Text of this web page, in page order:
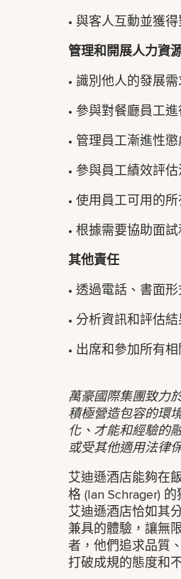
• 與客人互動並獲
管理和開展人力資
• 識別他人的發展
• 參與對餐廳員工
• 管理員工漸進性懲
• 參與員工績效評
• 使用員工可用的
• 根據需要協助面
其他責任
• 透過電話、書面
• 分析資訊和評估
• 出席和參加所有相
萬豪國際集團致力
積極營造包容的環
化、才能和經驗的
或受其他適用法律
艾迪遜酒店能夠在
格 (Ian Schrager)
艾迪遜酒店恰如其
兼具的體驗，讓無
者，他們追求品質
打破成規的態度和